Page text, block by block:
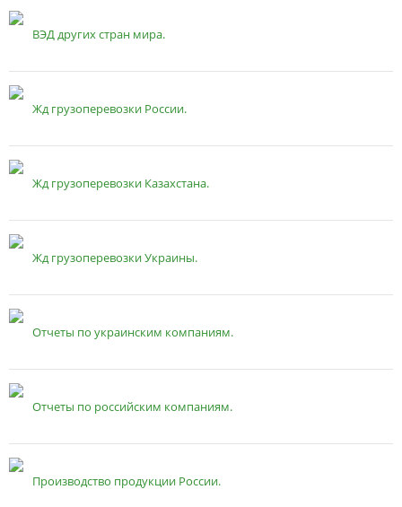
ВЭД других стран мира.
Жд грузоперевозки России.
Жд грузоперевозки Казахстана.
Жд грузоперевозки Украины.
Отчеты по украинским компаниям.
Отчеты по российским компаниям.
Производство продукции России.